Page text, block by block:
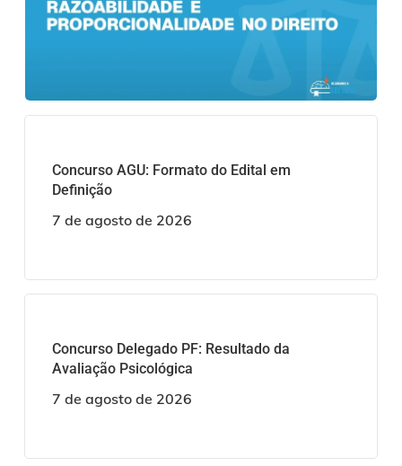
Concurso AGU: Formato do Edital em
Definição
7 de agosto de 2026
Concurso Delegado PF: Resultado da
Avaliação Psicológica
7 de agosto de 2026